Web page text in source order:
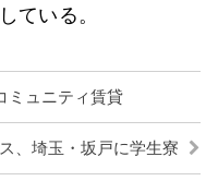
ている。
ミュニティ賃貸
、埼玉・坂戸に学生寮